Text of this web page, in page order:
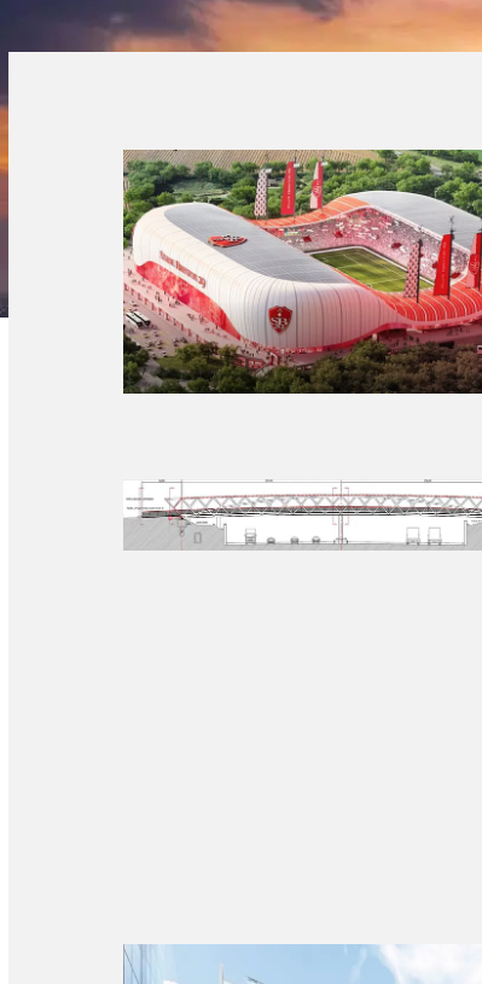
STADE DE BREST(29)
MOE CONCEPTION
PASSERELLE DES